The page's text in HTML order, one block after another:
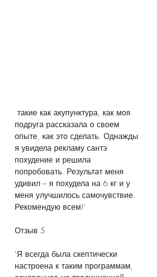
подруга рассказала о своем
опыте, как это сделать. Однажды
я увидела рекламу сантэ
похудение и решила
попробовать. Результат меня
удивил – я похудела на 6 кг и у
меня улучшилось самочувствие.
Рекомендую всем!'
Отзыв 5
'Я всегда была скептически
настроена к таким программам,